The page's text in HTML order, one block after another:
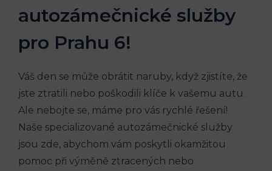
autozámečnické služby
pro Prahu 6!
Váš ‌den‌ se‍ může obrátit naruby, když ⁣zjistíte,‍ že
‍jste ztratili nebo ⁢poškodili ‍klíče k‍ vašemu autu.
Ale​ nebojte⁢ se, máme ⁣pro vás rychlé řešení!
Naše specializované autozámečnické služby
⁢jsou zde, abychom vám poskytli ⁣okamžitou‌
pomoc⁣ při výměně ztracených nebo